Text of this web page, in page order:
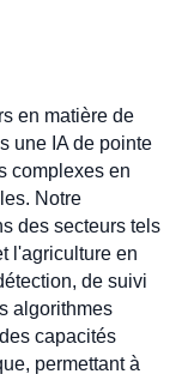
en matière de
une IA de pointe
complexes en
Notre
des secteurs tels
l'agriculture en
de suivi
algorithmes
capacités
permettant à